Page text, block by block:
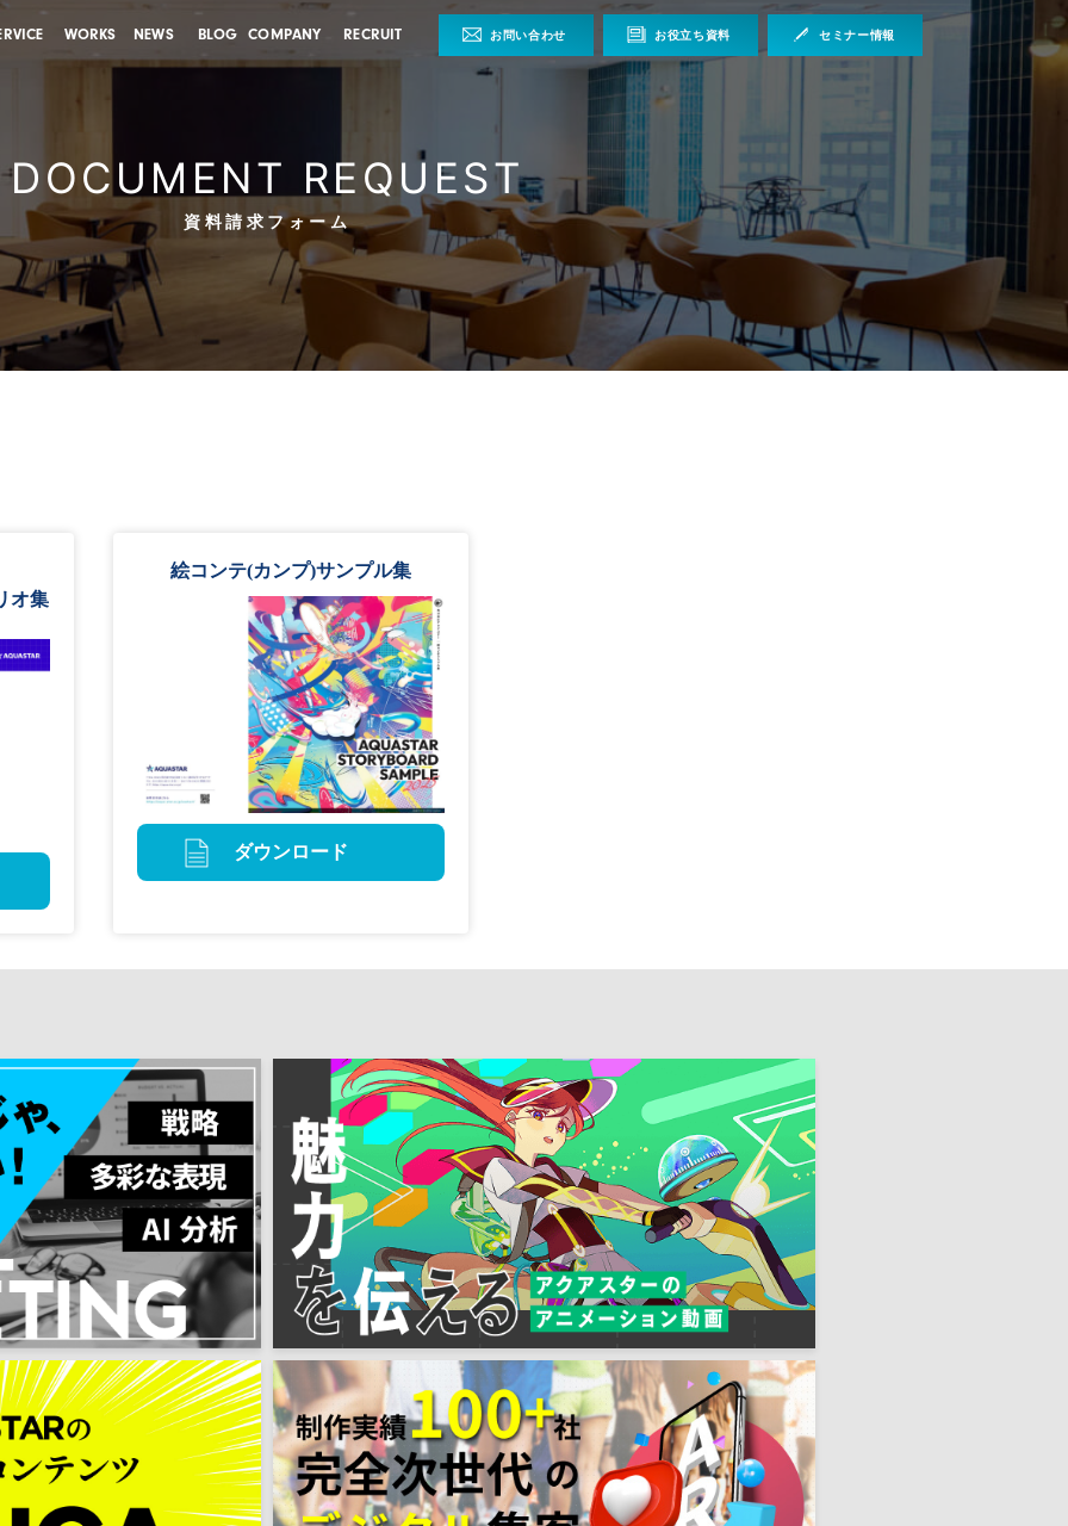
WORKS NEWS BLOG COMPANY RECRUIT お問い合わせ お役立ち資料 セミナー情報
DOCUMENT REQUEST
資料請求フォーム
オ集
絵コンテ(カンプ)サンプル集
ダウンロード